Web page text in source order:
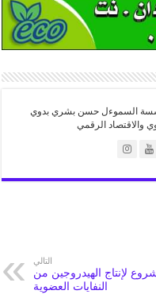
السموءل حسن بشري بدوي
والاقتصاد الرقمي
التالي
لإنتاج الهيدروجين من
النفايات العضوية